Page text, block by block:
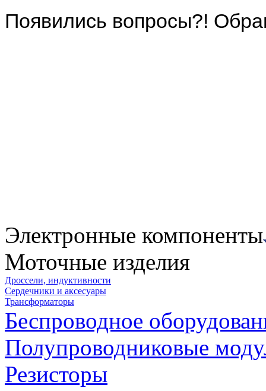
Появились вопросы?!
Электронные компоненты
Моточные изделия
Дроссели, индуктивности
Сердечники и аксесуары
Трансформаторы
Беспроводное
Полупроводниковые
Резисторы